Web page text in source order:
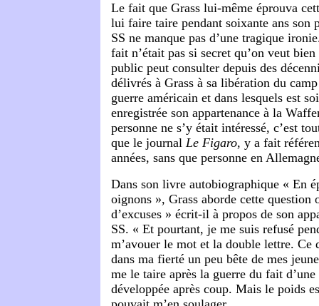
Le fait que Grass lui-même éprouva
lui faire taire pendant soixante ans son
SS ne manque pas d’une tragique
fait n’était pas si secret qu’on veut
public peut consulter depuis des
délivrés à Grass à sa libération du
guerre américain et dans lesquels est
enregistrée son appartenance à la
personne ne s’y était intéressé, c’est
que le journal Le Figaro, y a fait
années, sans que personne en
Dans son livre autobiographique « En
oignons », Grass aborde cette question
d’excuses » écrit-il à propos de son
SS. « Et pourtant, je me suis refusé
m’avouer le mot et la double lettre. Ce
dans ma fierté un peu bête de mes
me le taire après la guerre du fait d’une
développée après coup. Mais le poids